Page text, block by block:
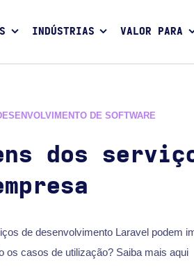
INDÚSTRIAS VALOR PARA
DE SOFTWARE
dos
de desenvolvimento Laravel podem
os casos de utilização? Saiba mais aqui